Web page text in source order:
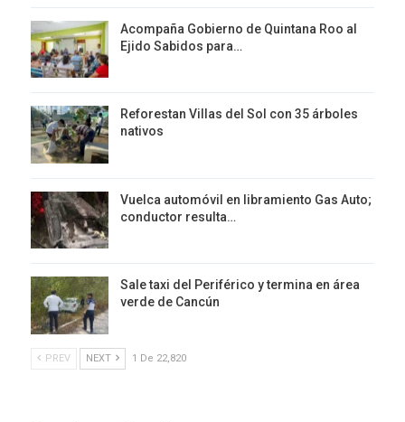
Acompaña Gobierno de Quintana Roo al
Ejido Sabidos para…
Reforestan Villas del Sol con 35 árboles
nativos
Vuelca automóvil en libramiento Gas Auto;
conductor resulta…
Sale taxi del Periférico y termina en área
verde de Cancún
PREV NEXT 1 De 22,820